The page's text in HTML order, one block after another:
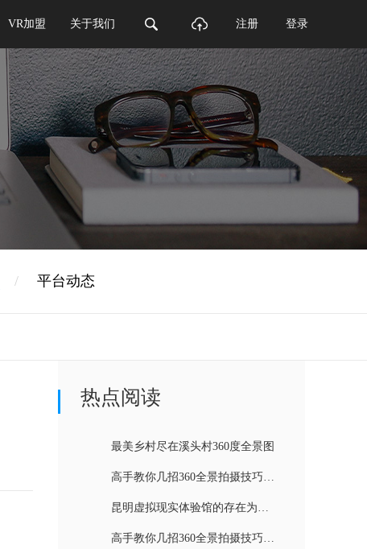
VR加盟 关于我们 注册 登录
/ 平台动态
热点阅读
最美乡村尽在溪头村360度全景图
高手教你几招360全景拍摄技巧（二）
昆明虚拟现实体验馆的存在为什么很有必要
高手教你几招360全景拍摄技巧（一）